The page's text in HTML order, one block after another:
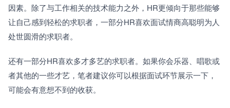
因素。除了与工作相关的技术能力之外，HR更倾向于那些能够
让自己感到轻松的求职者，一部分HR喜欢面试情商高聪明为人
处世圆滑的求职者。
还有一部分HR喜欢多才多艺的求职者。如果你会乐器、唱歌或
者其他的一些才艺，笔者建议你可以根据面试环节展示一下，
可能会有意想不到的收获。